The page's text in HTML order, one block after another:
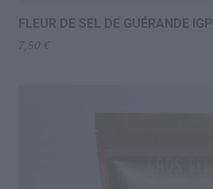
FLEUR DE SEL DE GUÉRANDE IGP
7,50 €